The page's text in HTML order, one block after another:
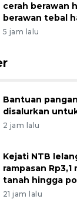
cerah berawan
berawan tebal
5 jam lalu
Bantuan
disalurkan
2 jam lalu
Kejati NTB
rampasan Rp3,1
tanah hingga
21 jam lalu